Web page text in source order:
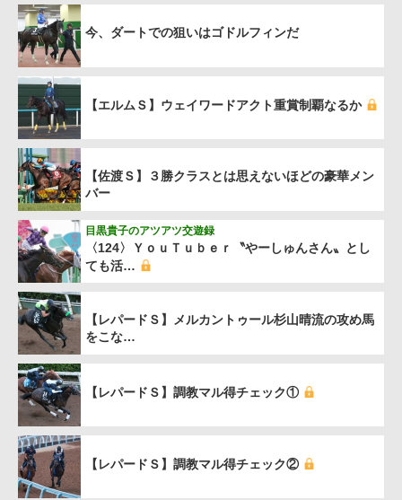
今、ダートでの狙いはゴドルフィンだ
【エルムＳ】ウェイワードアクト重賞制覇なるか
【佐渡Ｓ】３勝クラスとは思えないほどの豪華メン
バー
〈124〉ＹｏｕＴｕｂｅｒ〝やーしゅんさん〟とし
ても活…
目黒貴子のアツアツ交遊録
【レパードＳ】メルカントゥール杉山晴流の攻め馬
をこな…
【レパードＳ】調教マル得チェック①
【レパードＳ】調教マル得チェック②